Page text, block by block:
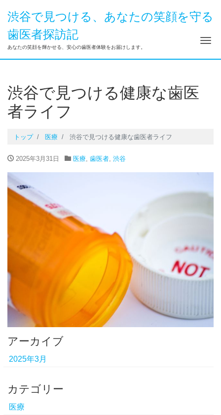
渋谷で見つける、あなたの笑顔を守る
歯医者探訪記
あなたの笑顔を輝かせる、安心の歯医者体験をお届けします。 ナ
渋谷で見つける健康な歯医
者ライフ
トップ 医療 渋谷で見つける健康な歯医者ライフ
2025年3月31日 医療, 歯医者, 渋谷
アーカイブ
2025年3月
カテゴリー
医療